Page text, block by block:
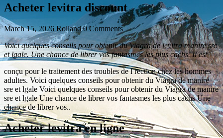
Acheter levitra discount
March 15, 2026 Rolland 0 Comments
Voici quelques conseils pour obtenir du Viagra delevitramanire sre
etlgale. Une chance de librer vos fantasmes les plus cachs. Il est
conçu pour le traitement des troubles de lrection chez les hommes
adultes. Voici quelques conseils pour obtenir du Viagra de manire
sre et lgale Voici quelques conseils pour obtenir du Viagra de manire
sre et lgale Une chance de librer vos fantasmes les plus cachs Une
chance de librer vos..
Acheter levitra en ligne